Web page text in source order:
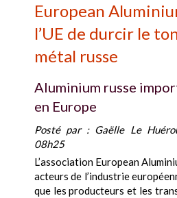
European
l’UE de durcir le
métal russe
Aluminium russe
en Europe
Posté par : Gaëlle Le
08h25
L’association European
acteurs de l’industrie
que les producteurs et les